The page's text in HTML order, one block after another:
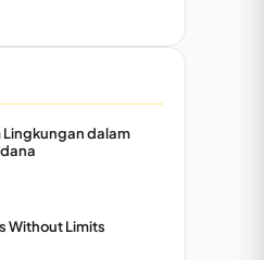
Lingkungan dalam
Without Limits